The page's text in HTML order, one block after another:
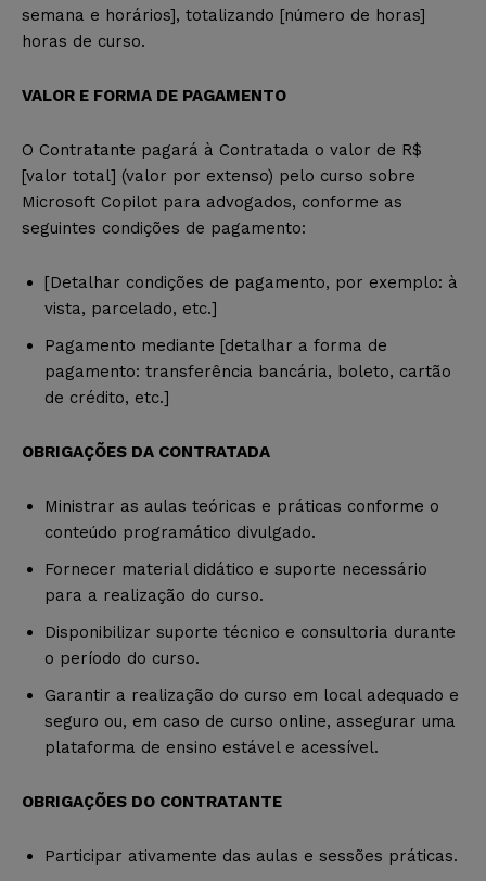
semana e horários], totalizando [número de horas]
horas de curso.
VALOR E FORMA DE PAGAMENTO
O Contratante pagará à Contratada o valor de R$
[valor total] (valor por extenso) pelo curso sobre
Microsoft Copilot para advogados, conforme as
seguintes condições de pagamento:
[Detalhar condições de pagamento, por exemplo: à
vista, parcelado, etc.]
Pagamento mediante [detalhar a forma de
pagamento: transferência bancária, boleto, cartão
de crédito, etc.]
OBRIGAÇÕES DA CONTRATADA
Ministrar as aulas teóricas e práticas conforme o
conteúdo programático divulgado.
Fornecer material didático e suporte necessário
para a realização do curso.
Disponibilizar suporte técnico e consultoria durante
o período do curso.
Garantir a realização do curso em local adequado e
seguro ou, em caso de curso online, assegurar uma
plataforma de ensino estável e acessível.
OBRIGAÇÕES DO CONTRATANTE
Participar ativamente das aulas e sessões práticas.